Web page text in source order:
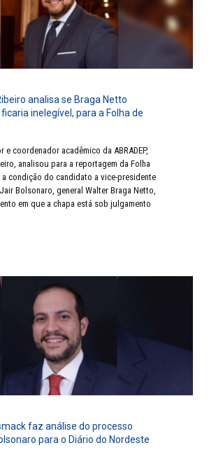
analisa se Braga Netto
inelegível, para a Folha de
e coordenador acadêmico da ABRADEP,
analisou para a reportagem da Folha
a condição do candidato a vice-presidente
Bolsonaro, general Walter Braga Netto,
em que a chapa está sob julgamento
faz análise do processo
para o Diário do Nordeste